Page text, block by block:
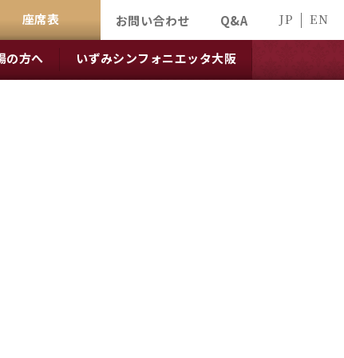
座席表 お問い合わせ Q&A JP EN
の方へ いずみシンフォニエッタ大阪